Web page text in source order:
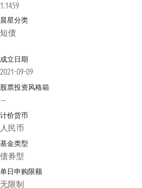
1.1459
晨星分类
短债
成立日期
2021-09-09
股票投资风格箱
—
计价货币
人民币
基金类型
债券型
单日申购限额
无限制